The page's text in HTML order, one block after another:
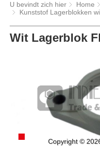
U bevindt zich hier Home
Kunststof Lagerblokken
Wit Lagerblok
Copyright ©